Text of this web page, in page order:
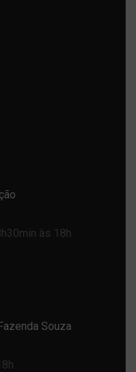
às 18h
Souza